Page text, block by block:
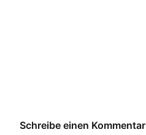
Schreibe einen Kommentar